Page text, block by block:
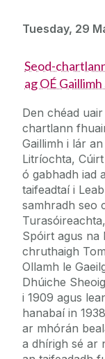
Tuesday, 29
Seod-
ag OÉ
Den chéad
chartlann
Gaillimh i lár
Litríochta,
ó gabhadh iad
taifeadtaí i
samhradh seo
Spóirt agus na
chruthaigh
Ollamh le
Dhúiche
i 1909 agus
hanabaí in
ar mhórán
a dhírigh sé ar